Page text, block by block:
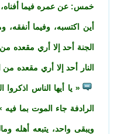
خمس: عن عمره فيما أفناه،
أين اكتسبه، وفيما أنفقه،
الجنة أحد إلا أري مقعده
النار أحد إلا أري مقعده
يا أيها الناس اذكروا
الرادفة جاء الموت بما فيه
ويبقى واحد، يتبعه أهله